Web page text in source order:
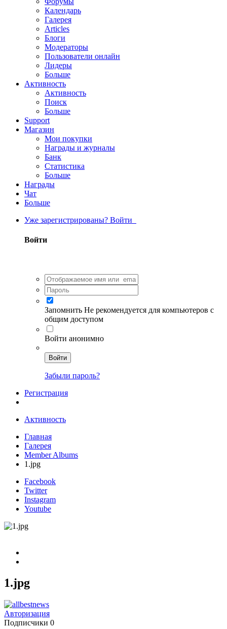
Календарь
Галерея
Articles
Блоги
Модераторы
Пользователи онлайн
Лидеры
Больше
Активность
Активность
Поиск
Больше
Support
Магазин
Мои покупки
Награды и журналы
Банк
Статистика
Больше
Награды
Чат
Больше
Уже зарегистрированы? Войти
Войти
Запомнить Не рекомендуется для компьютеров с
общим доступом
Войти анонимно
Войти
Забыли пароль?
Регистрация
Активность
Главная
Галерея
Member Albums
1.jpg
Facebook
Twitter
Instagram
Youtube
1.jpg
Авторизация
Подписчики 0